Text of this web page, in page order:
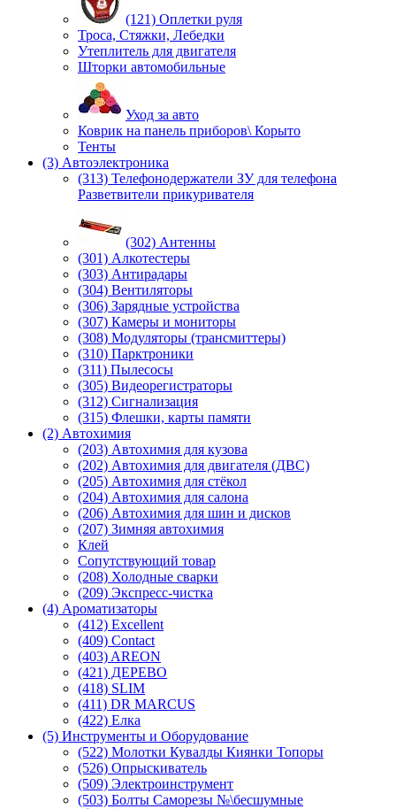
(121) Оплетки руля
Троса, Стяжки, Лебедки
Утеплитель для двигателя
Шторки автомобильные
Уход за авто
Коврик на панель приборов\ Корыто
Тенты
(3) Автоэлектроника
(313) Телефонодержатели ЗУ для телефона
Разветвители прикуривателя
(302) Антенны
(301) Алкотестеры
(303) Антирадары
(304) Вентиляторы
(306) Зарядные устройства
(307) Камеры и мониторы
(308) Модуляторы (трансмиттеры)
(310) Парктроники
(311) Пылесосы
(305) Видеорегистраторы
(312) Сигнализация
(315) Флешки, карты памяти
(2) Автохимия
(203) Автохимия для кузова
(202) Автохимия для двигателя (ДВС)
(205) Автохимия для стёкол
(204) Автохимия для салона
(206) Автохимия для шин и дисков
(207) Зимняя автохимия
Клей
Сопутствующий товар
(208) Холодные сварки
(209) Экспреcс-чистка
(4) Ароматизаторы
(412) Excellent
(409) Contact
(403) AREON
(421) ДЕРЕВО
(418) SLIM
(411) DR MARCUS
(422) Елка
(5) Инструменты и Оборудование
(522) Молотки Кувалды Киянки Топоры
(526) Опрыскиватель
(509) Электроинструмент
(503) Болты Саморезы №\бесшумные